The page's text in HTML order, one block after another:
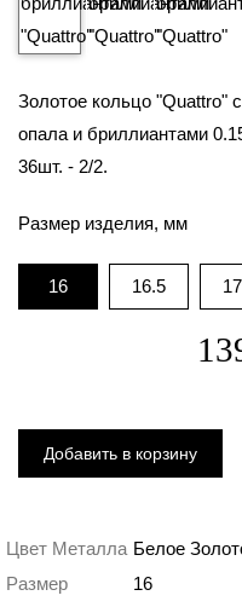
Золотое кольцо "Quattro"
опала и бриллиантами
36шт. - 2/2.
Размер изделия, мм
16 16.5
139 990₽
Цвет Металла Белое
Размер
16